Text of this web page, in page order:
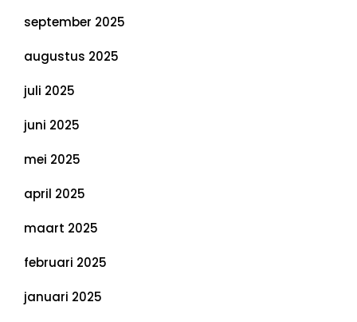
september 2025
augustus 2025
juli 2025
juni 2025
mei 2025
april 2025
maart 2025
februari 2025
januari 2025